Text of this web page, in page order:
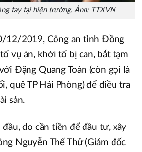
tay tại hiện trường. Ảnh: TTXVN
12/2019, Công an tỉnh Đồng
vụ án, khởi tố bị can, bắt tạm
Đặng Quang Toàn (còn gọi là
quê TP Hải Phòng) để điều tra
sản.
do cần tiền để đầu tư, xây
Nguyễn Thế Thử (Giám đốc